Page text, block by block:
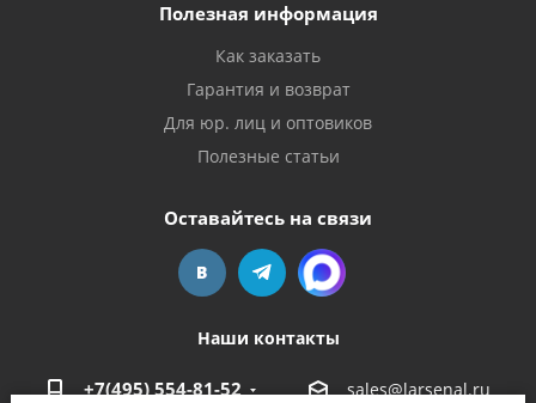
Полезная информация
Как заказать
Гарантия и возврат
Для юр. лиц и оптовиков
Полезные статьи
Оставайтесь на связи
Наши контакты
+7(495) 554-81-52 sales@larsenal.ru